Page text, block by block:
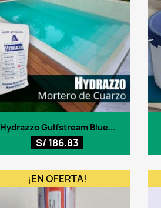
Vista rápida
Hydrazzo Gulfstream Blue...
S/ 186.83
¡EN OFERTA!